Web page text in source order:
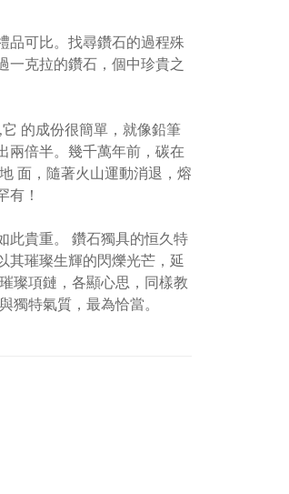
可比。找尋鑽石的過程殊
一克拉的鑽石，個中珍貴之
,它 的成份很簡單，就像鉛筆
兩倍半。幾千萬年前，碳在
面，隨著火山運動消退，熔
有！
貴重。 鑽石獨具的恒久特
其璀璨生輝的閃爍光芒，延
璨項鏈，各顯心思，同樣教
獨特氣質，最為恰當。